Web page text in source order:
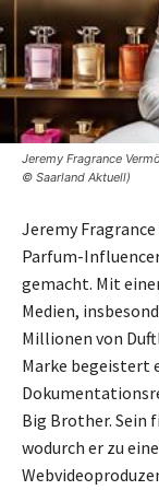
Jeremy Fragrance
© Saarland Aktuell)
Jeremy
Parfum-
gemacht. Mit
Medien,
Millionen von
Marke begeistert
Big Brother.
wodurch er zu